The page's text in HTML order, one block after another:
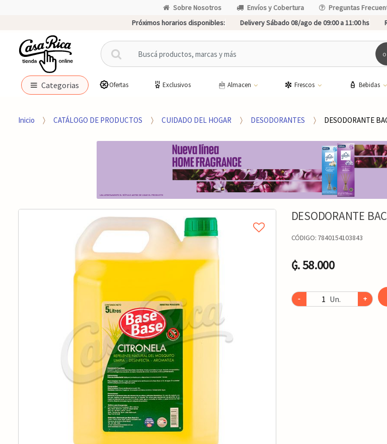
Sobre Nosotros Envíos y Cobertura Preguntas
Próximos horarios disponibles:
Delivery Sábado 08/ago de 09:00 a 11:00 hs
B
u
c
p
r
Categorias Ofertas Exclusivos Almacen Frescos Bebidas
Inicio CATÁLOGO DE PRODUCTOS CUIDADO DEL HOGAR DESODORANTES DESODORANTE
DESODORANTE
CÓDIGO: 7840154103843
₲. 58.000
- Un. +